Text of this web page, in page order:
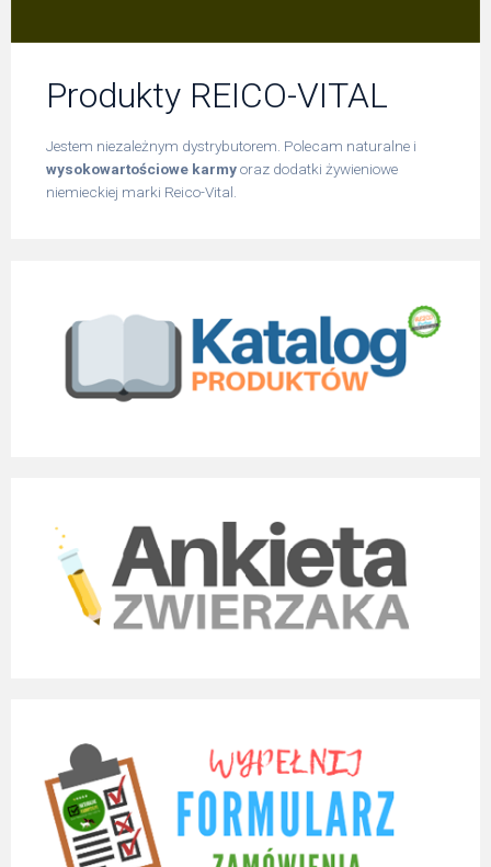
Produkty REICO-VITAL
Jestem niezależnym dystrybutorem. Polecam naturalne i
wysokowartościowe karmyoraz dodatki żywieniowe
niemieckiej marki Reico-Vital.